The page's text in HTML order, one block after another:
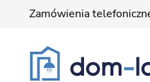
Zamówienia